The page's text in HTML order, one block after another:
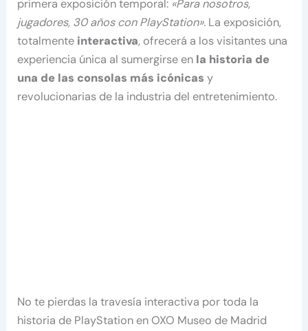
primera exposición temporal: «Para nosotros,
jugadores, 30 años con PlayStation». La exposición,
totalmente interactiva, ofrecerá a los visitantes una
experiencia única al sumergirse en la historia de
una de las consolas más icónicas y
revolucionarias de la industria del entretenimiento.
No te pierdas la travesía interactiva por toda la
historia de PlayStation en OXO Museo de Madrid